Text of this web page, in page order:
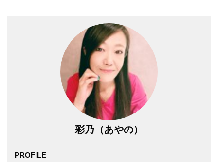
彩乃（あやの）
PROFILE